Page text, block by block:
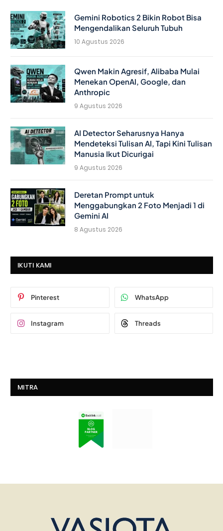
Gemini Robotics 2 Bikin Robot Bisa
Mengendalikan Seluruh Tubuh
10 Agustus 2026
Qwen Makin Agresif, Alibaba Mulai
Menekan OpenAI, Google, dan
Anthropic
9 Agustus 2026
AI Detector Seharusnya Hanya
Mendeteksi Tulisan AI, Tapi Kini Tulisan
Manusia Ikut Dicurigai
9 Agustus 2026
Deretan Prompt untuk
Menggabungkan 2 Foto Menjadi 1 di
Gemini AI
8 Agustus 2026
IKUTI KAMI
Pinterest WhatsApp
Instagram Threads
MITRA